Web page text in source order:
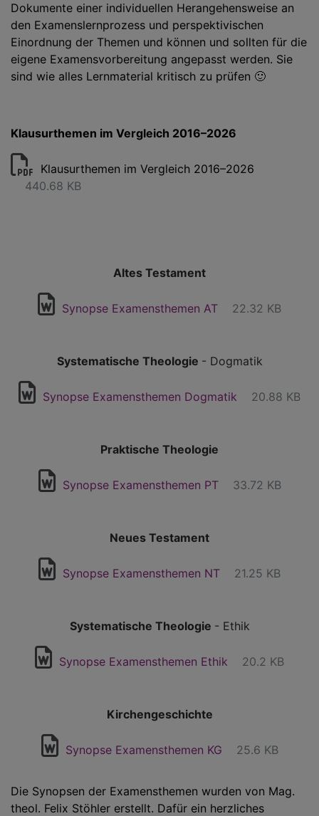
Dokumente einer individuellen Herangehensweise an
den Examenslernprozess und perspektivischen
Einordnung der Themen und können und sollten für die
eigene Examensvorbereitung angepasst werden. Sie
sind wie alles Lernmaterial kritisch zu prüfen 🙂
Klausurthemen im Vergleich 2016–2026
Klausurthemen im Vergleich 2016–2026
440.68 KB
Altes Testament
Synopse Examensthemen AT 22.32 KB
Systematische Theologie - Dogmatik
Synopse Examensthemen Dogmatik 20.88 KB
Praktische Theologie
Synopse Examensthemen PT 33.72 KB
Neues Testament
Synopse Examensthemen NT 21.25 KB
Systematische Theologie - Ethik
Synopse Examensthemen Ethik 20.2 KB
Kirchengeschichte
Synopse Examensthemen KG 25.6 KB
Die Synopsen der Examensthemen wurden von Mag.
theol. Felix Stöhler erstellt. Dafür ein herzliches